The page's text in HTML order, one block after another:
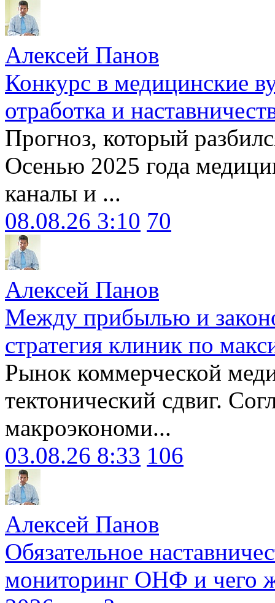
Алексей Панов
Конкурс в медицинские
отработка и
Прогноз, который
Осенью 2025 года
каналы и ...
08.08.26 3:10 70
Алексей Панов
Между прибылью и
стратегия клиник по
Рынок коммерческой
тектонический сдвиг.
макроэкономи...
03.08.26 8:33 106
Алексей Панов
Обязательное
мониторинг ОНФ и чего